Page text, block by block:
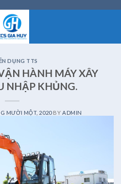
DỤNG TTS
HÀNH MÁY XÂY
NHẬP KHỦNG.
MƯỜI MỘT, 2020BY ADMIN